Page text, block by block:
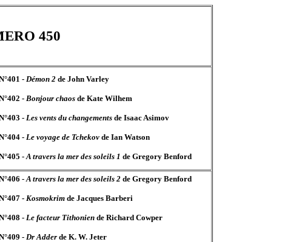
450
- Démon 2 de John Varley
- Bonjour chaos de Kate Wilhem
- Les vents du changements de Isaac Asimov
- Le voyage de Tchekov de Ian Watson
-A travers la mer des soleils 1 de Gregory Benford
-A travers la mer des soleils 2 de Gregory Benford
- Kosmokrim de Jacques Barberi
- Le facteur Tithonien de Richard Cowper
- Dr Adder de K. W. Jeter